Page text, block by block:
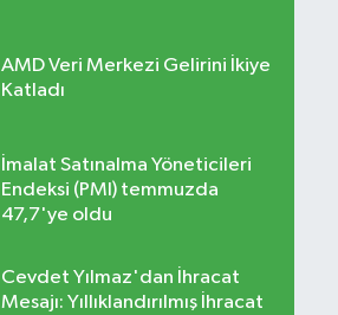
AMD Veri Merkezi Gelirini İkiye
Katladı
İmalat Satınalma Yöneticileri
Endeksi (PMI) temmuzda
47,7'ye oldu
Cevdet Yılmaz'dan İhracat
Mesajı: Yıllıklandırılmış İhracat